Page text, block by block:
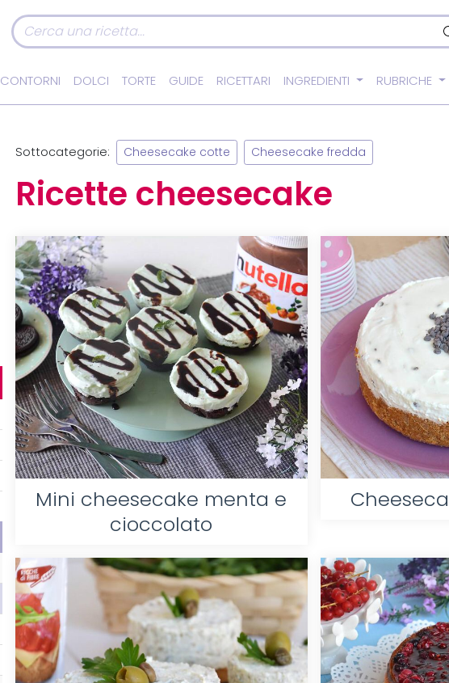
CONTORNI DOLCI TORTE GUIDE RICETTARI INGREDIENTI RUBRICHE
Sottocategorie: Cheesecake cotte Cheesecake fredda
Ricette cheesecake
Mini cheesecake menta e
cioccolato